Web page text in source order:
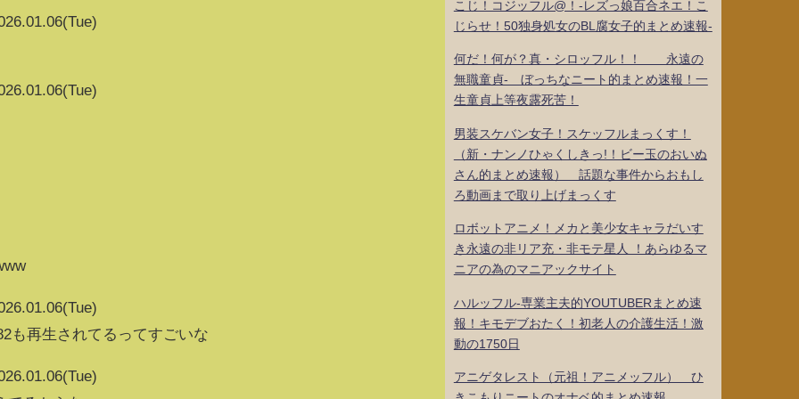
も再生されてるってすごいな
こじ！コジッフル@！-レズっ娘百合ネエ！こ
じらせ！50独身処女のBL腐女子的まとめ速報-
何だ！何が？真・シロッフル！！ 永遠の
無職童貞- ぼっちなニート的まとめ速報！一
生童貞上等夜露死苦！
男装スケバン女子！スケッフルまっくす！
（新・ナンノひゃくしきっ!！ビー玉のおいぬ
さん的まとめ速報） 話題な事件からおもし
ろ動画まで取り上げまっくす
ロボットアニメ！メカと美少女キャラだいす
き永遠の非リア充・非モテ星人 ！あらゆるマ
ニアの為のマニアックサイト
ハルッフル-専業主夫的YOUTUBERまとめ速
報！キモデブおたく！初老人の介護生活！激
動の1750日
アニゲタレスト（元祖！アニメッフル） ひ